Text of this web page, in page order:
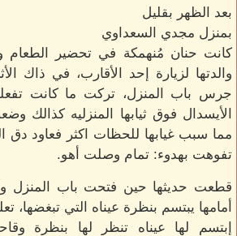
بعد الظهر بقليل
بمنزل مجدي السعداوي
كانت حنان مُنهمكة في تحضير
والدتها لزيارة إحد الأقارب، في ذاك
جرس باب المنزل، تركت ما كانت
الأيسدال فوق ثيابها المنزليه كذالك
مما سبب غيابها للحظات اكثر فعاود
تفوهت بهدوء: تمام وصلت أهو.
قطعت حديثها حين فتحت باب المنزل
أمامها يبتسم بنظرة عيناه التي
إبتسم لها عيناه تنظر لها بنظرة